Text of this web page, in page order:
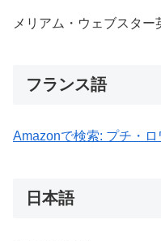
メリアム・ウェブスター
フランス語
Amazonで検索: プチ・
日本語